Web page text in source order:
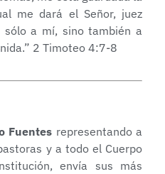
me dará el Señor, juez
a mí, sino también a
2 Timoteo 4:7-8
Fuentes representando a
y a todo el Cuerpo
envía sus más